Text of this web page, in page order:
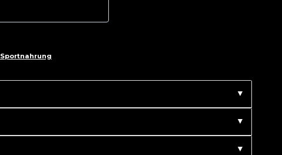
Sportnahrung
▼
▼
▼